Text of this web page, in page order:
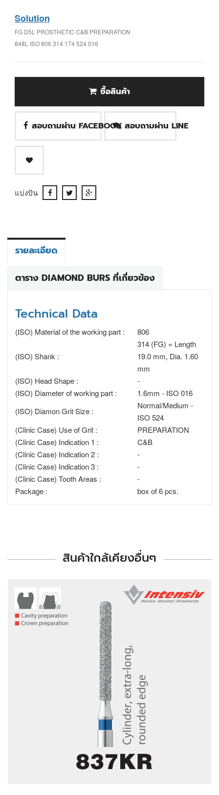
Solution
FG D5L PROSTHETIC C&B PREPARATION
848L ISO 806 314 174 524 016
ซื้อสินค้า
สอบถามผ่าน FACEBOOK สอบถามผ่าน LINE
แบ่งปัน
รายละเอียด
ตาราง DIAMOND BURS ที่เกี่ยวข้อง
Technical Data
(ISO) Material of the working part : 806
(ISO) Shank :
314 (FG) = Length
19.0 mm, Dia. 1.60
mm
(ISO) Head Shape :
-
(ISO) Diameter of working part :
1.6mm - ISO 016
(ISO) Diamon Grit Size :
Normal/Medium -
ISO 524
(Clinic Case) Use of Grit :
PREPARATION
(Clinic Case) Indication 1 :
C&B
(Clinic Case) Indication 2 :
-
(Clinic Case) Indication 3 :
-
(Clinic Case) Tooth Areas :
-
Package :
box of 6 pcs.
สินค้าใกล้เคียงอื่นๆ